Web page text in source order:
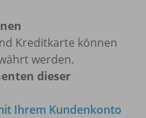
Kreditkarte können
werden.
dieser
Ihrem Kundenkonto